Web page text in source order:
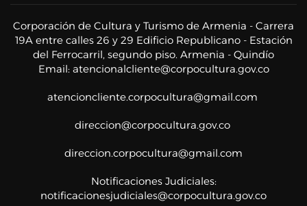
Corporación de Cultura y Turismo de Armenia - Carrera
19A entre calles 26 y 29 Edificio Republicano - Estación
del Ferrocarril, segundo piso. Armenia - Quindío
Email: atencionalcliente@corpocultura.gov.co
atencioncliente.corpocultura@gmail.com
direccion@corpocultura.gov.co
direccion.corpocultura@gmail.com
Notificaciones Judiciales:
notificacionesjudiciales@corpocultura.gov.co